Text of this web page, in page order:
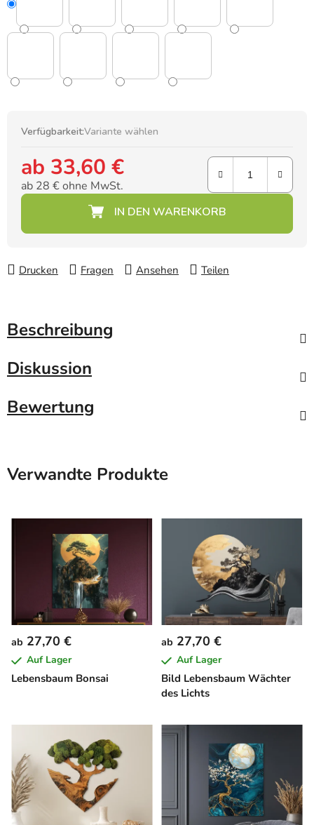
Verfügbarkeit:Variante wählen
ab 33,60 €
ab 28 €ohne MwSt.
Drucken Fragen Ansehen Teilen
Beschreibung
Diskussion
Bewertung
Verwandte Produkte
Lebensbaum Bonsai
ab 27,70 €
Auf Lager
Bild Lebensbaum Wächter
des Lichts
ab 27,70 €
Auf Lager